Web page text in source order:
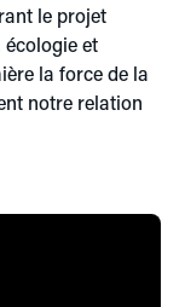
le projet
et
la force de la
notre relation